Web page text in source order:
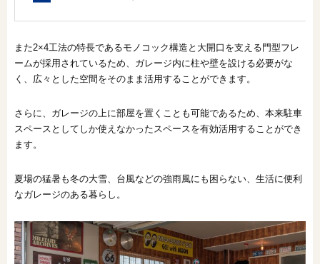
また2×4工法の特長であるモノコック構造と大開口を支える門型フレ
ームが採用されているため、ガレージ内に柱や壁を設ける必要がな
く、広々とした空間をそのまま活用することができます。
さらに、ガレージの上に部屋を置くことも可能であるため、本来駐車
スペースとしてしか使えなかったスペースを有効活用することができ
ます。
夏場の猛暑も冬の大雪、台風などの強雨風にも困らない、生活に便利
なガレージのある暮らし。